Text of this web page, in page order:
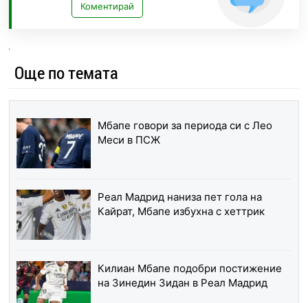
Коментирай
Още по темата
Мбапе говори за периода си с Лео
Меси в ПСЖ
Реал Мадрид наниза пет гола на
Кайрат, Мбапе избухна с хеттрик
Килиан Мбапе подобри постижение
на Зинедин Зидан в Реал Мадрид